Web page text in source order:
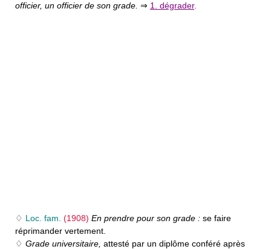
officier, un officier de son grade. ⇒ 1. dégrader.
♢ Loc. fam. (1908) En prendre pour son grade : se faire
réprimander vertement.
♢ Grade universitaire, attesté par un diplôme conféré après